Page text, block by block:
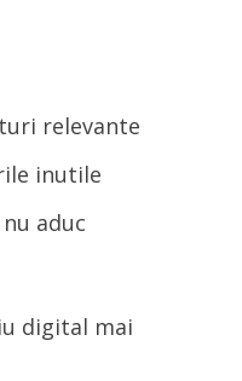
relevante
inutile
aduc
digital mai